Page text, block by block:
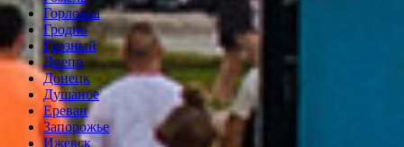
Горловка
Гродно
Грозный
Днепр
Донецк
Душанбе
Ереван
Запорожье
Ижевск